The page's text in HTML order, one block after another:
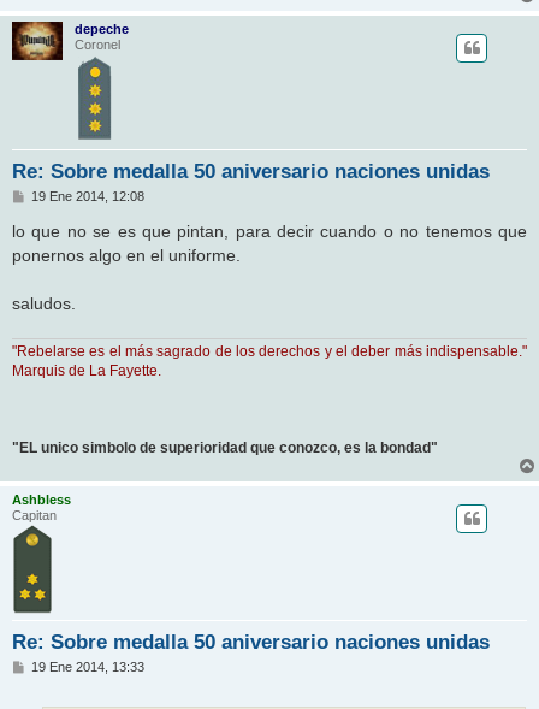
depeche
Coronel
Re: Sobre medalla 50 aniversario naciones unidas
M
n
a
19 Ene 2014, 12:08
lo que no se es que pintan, para decir cuando o no tenemos que
ponernos algo en el uniforme.
saludos.
"Rebelarse es el más sagrado de los derechos y el deber más indispensable."
Marquis de La Fayette.
"EL unico simbolo de superioridad que conozco, es la bondad"
Ashbless
Capitan
Re: Sobre medalla 50 aniversario naciones unidas
M
19 Ene 2014, 13:33